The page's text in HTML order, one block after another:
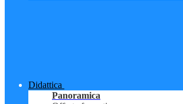
Didattica
Panoramica